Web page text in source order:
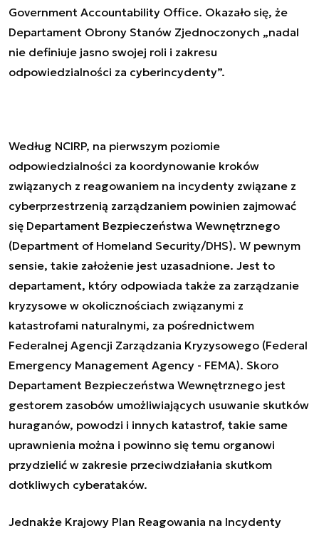
Government Accountability Office. Okazało się, że
Departament Obrony Stanów Zjednoczonych „nadal
nie definiuje jasno swojej roli i zakresu
odpowiedzialności za cyberincydenty”.
Według NCIRP, na pierwszym poziomie
odpowiedzialności za koordynowanie kroków
związanych z reagowaniem na incydenty związane z
cyberprzestrzenią zarządzaniem powinien zajmować
się Departament Bezpieczeństwa Wewnętrznego
(Department of Homeland Security/DHS). W pewnym
sensie, takie założenie jest uzasadnione. Jest to
departament, który odpowiada także za zarządzanie
kryzysowe w okolicznościach związanymi z
katastrofami naturalnymi, za pośrednictwem
Federalnej Agencji Zarządzania Kryzysowego (Federal
Emergency Management Agency - FEMA). Skoro
Departament Bezpieczeństwa Wewnętrznego jest
gestorem zasobów umożliwiających usuwanie skutków
huraganów, powodzi i innych katastrof, takie same
uprawnienia można i powinno się temu organowi
przydzielić w zakresie przeciwdziałania skutkom
dotkliwych cyberataków.
Jednakże Krajowy Plan Reagowania na Incydenty